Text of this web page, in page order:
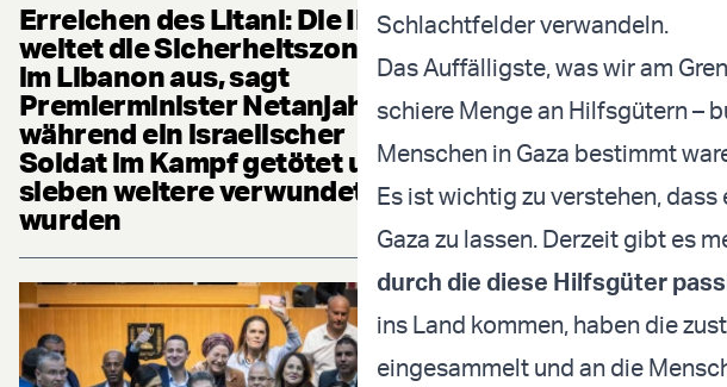
Erreichen des Litani: Die IDF
weitet die Sicherheitszone
im Libanon aus, sagt
Premierminister Netanjahu,
während ein israelischer
Soldat im Kampf getötet und
sieben weitere verwundet
wurden
Schlachtfelder verwandeln.
Das Auffälligste, was wir am
schiere Menge an Hilfsgütern –
Menschen in Gaza bestimmt
Es ist wichtig zu verstehen,
Gaza zu lassen. Derzeit gibt es
durch die diese Hilfsgüter
ins Land kommen, haben die
eingesammelt und an die